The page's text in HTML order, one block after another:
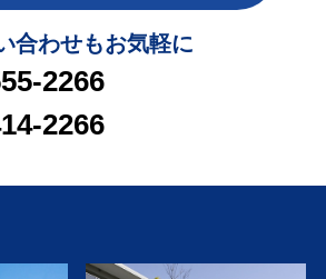
合わせもお気軽に
2266
2266